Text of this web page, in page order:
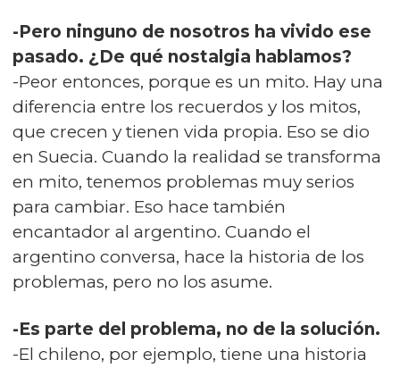
-Pero ninguno de nosotros ha vivido ese
pasado. ¿De qué nostalgia hablamos?
-Peor entonces, porque es un mito. Hay una
diferencia entre los recuerdos y los mitos,
que crecen y tienen vida propia. Eso se dio
en Suecia. Cuando la realidad se transforma
en mito, tenemos problemas muy serios
para cambiar. Eso hace también
encantador al argentino. Cuando el
argentino conversa, hace la historia de los
problemas, pero no los asume.
-Es parte del problema, no de la solución.
-El chileno, por ejemplo, tiene una historia